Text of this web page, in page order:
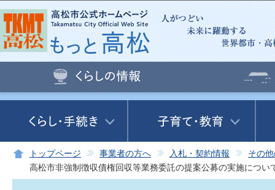
この
トップページ 事業者の方へ 入札・契約情報
その
高松市非強制徴収債権回収等業務委託の提案公募の実施につい